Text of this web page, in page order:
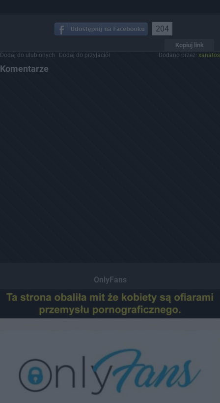
204
Kopiuj link
Dodaj do ulubionych Dodaj do przyjaciół Dodano przez: xanatos
Komentarze
OnlyFans